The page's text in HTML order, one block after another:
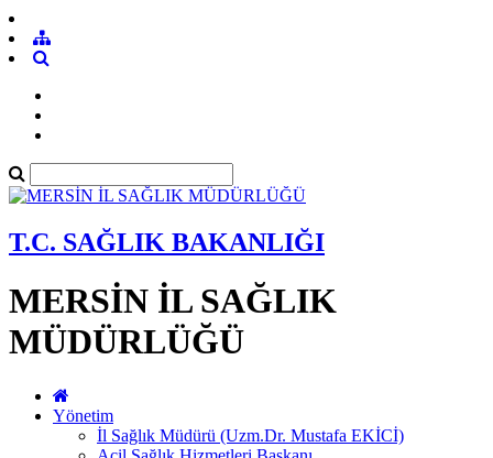
T.C. SAĞLIK BAKANLIĞI
MERSİN İL SAĞLIK
MÜDÜRLÜĞÜ
Yönetim
İl Sağlık Müdürü (Uzm.Dr. Mustafa EKİCİ)